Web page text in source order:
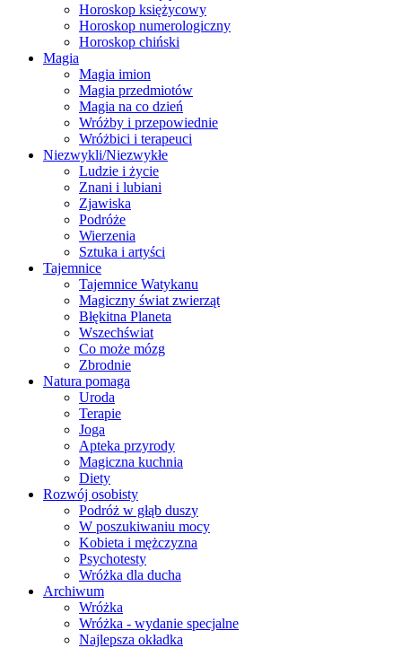
Horoskop księżycowy
Horoskop numerologiczny
Horoskop chiński
Magia
Magia imion
Magia przedmiotów
Magia na co dzień
Wróżby i przepowiednie
Wróżbici i terapeuci
Niezwykli/Niezwykłe
Ludzie i życie
Znani i lubiani
Zjawiska
Podróże
Wierzenia
Sztuka i artyści
Tajemnice
Tajemnice Watykanu
Magiczny świat zwierząt
Błękitna Planeta
Wszechświat
Co może mózg
Zbrodnie
Natura pomaga
Uroda
Terapie
Joga
Apteka przyrody
Magiczna kuchnia
Diety
Rozwój osobisty
Podróż w głąb duszy
W poszukiwaniu mocy
Kobieta i mężczyzna
Psychotesty
Wróżka dla ducha
Archiwum
Wróżka
Wróżka - wydanie specjalne
Najlepsza okładka